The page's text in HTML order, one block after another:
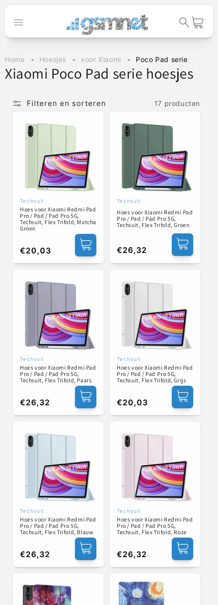
Meteen naar
Home Hoesjes voor Xiaomi Poco Pad serie
C
Xiaomi Poco Pad serie hoesjes
Filteren en sorteren 17 producten
Verkoper:
Techsuit
Hoes voor Xiaomi Redmi Pad
Pro / Pad / Pad Pro 5G,
Techsuit, Flex Trifold, Matcha
Groen
Normale
prijs
€20,03
Verkoper:
Techsuit
Hoes voor Xiaomi Redmi Pad
Pro / Pad / Pad Pro 5G,
Techsuit, Flex Trifold, Groen
Normale
prijs
€26,32
Verkoper:
Techsuit
Hoes voor Xiaomi Redmi Pad
Pro / Pad / Pad Pro 5G,
Techsuit, Flex Trifold, Paars
Normale
prijs
€26,32
Verkoper:
Techsuit
Hoes voor Xiaomi Redmi Pad
Pro / Pad / Pad Pro 5G,
Techsuit, Flex Trifold, Grijs
Normale
prijs
€20,03
Verkoper:
Techsuit
Hoes voor Xiaomi Redmi Pad
Pro / Pad / Pad Pro 5G,
Techsuit, Flex Trifold, Blauw
Normale
prijs
€26,32
Verkoper:
Techsuit
Hoes voor Xiaomi Redmi Pad
Pro / Pad / Pad Pro 5G,
Techsuit, Flex Trifold, Roze
Normale
prijs
€26,32